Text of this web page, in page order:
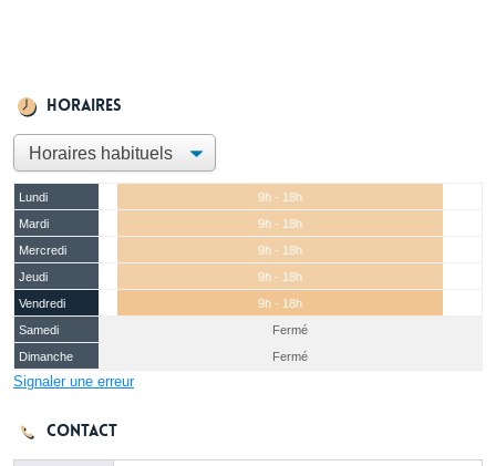
Horaires
Lundi
9h - 18h
Mardi
9h - 18h
Mercredi
9h - 18h
Jeudi
9h - 18h
Vendredi
9h - 18h
Samedi
Fermé
Dimanche
Fermé
Signaler une erreur
Contact